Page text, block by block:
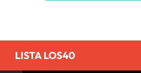
LISTA LOS40